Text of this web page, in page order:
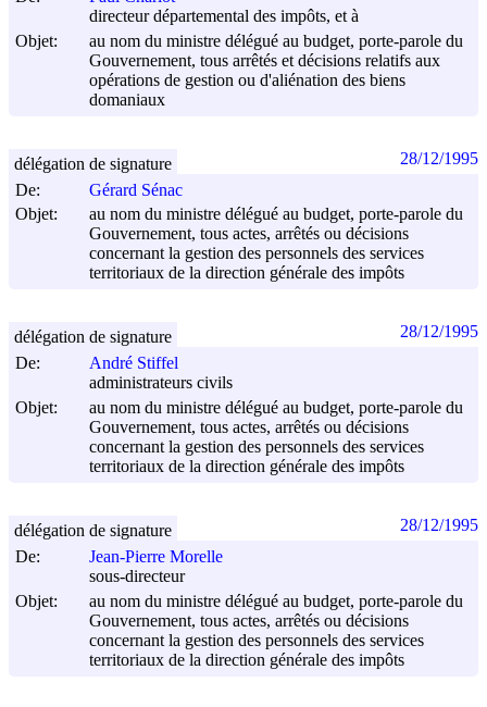
directeur départemental des impôts, et à
Objet:
au nom du ministre délégué au budget, porte-parole du
Gouvernement, tous arrêtés et décisions relatifs aux
opérations de gestion ou d'aliénation des biens
domaniaux
De:
Gérard Sénac
Objet:
au nom du ministre délégué au budget, porte-parole du
Gouvernement, tous actes, arrêtés ou décisions
concernant la gestion des personnels des services
territoriaux de la direction générale des impôts
délégation de signature 28/12/1995
De:
André Stiffel
administrateurs civils
Objet:
au nom du ministre délégué au budget, porte-parole du
Gouvernement, tous actes, arrêtés ou décisions
concernant la gestion des personnels des services
territoriaux de la direction générale des impôts
délégation de signature 28/12/1995
De:
Jean-Pierre Morelle
sous-directeur
Objet:
au nom du ministre délégué au budget, porte-parole du
Gouvernement, tous actes, arrêtés ou décisions
concernant la gestion des personnels des services
territoriaux de la direction générale des impôts
délégation de signature 28/12/1995